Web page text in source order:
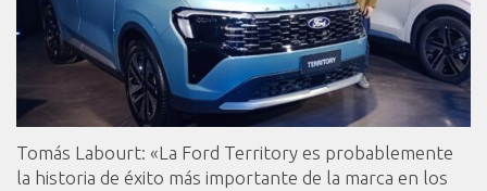
Tomás Labourt: «La Ford Territory es probablemente
la historia de éxito más importante de la marca en los